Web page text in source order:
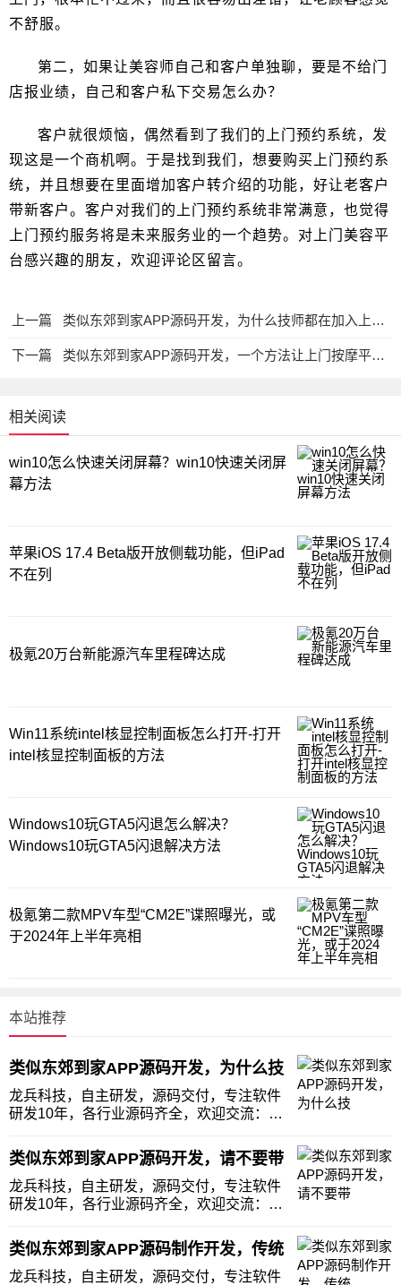
不舒服。
第二，如果让美容师自己和客户单独聊，要是不给门
店报业绩，自己和客户私下交易怎么办？
客户就很烦恼，偶然看到了我们的上门预约系统，发
现这是一个商机啊。于是找到我们，想要购买上门预约系
统，并且想要在里面增加客户转介绍的功能，好让老客户
带新客户。客户对我们的上门预约系统非常满意，也觉得
上门预约服务将是未来服务业的一个趋势。对上门美容平
台感兴趣的朋友，欢迎评论区留言。
上一篇 类似东郊到家APP源码开发，为什么技师都在加入上门按摩平台？
下一篇 类似东郊到家APP源码开发，一个方法让上门按摩平台推广成本更低
相关阅读
win10怎么快速关闭屏幕？win10快速关闭屏
幕方法
苹果iOS 17.4 Beta版开放侧载功能，但iPad
不在列
极氪20万台新能源汽车里程碑达成
Win11系统intel核显控制面板怎么打开-打开
intel核显控制面板的方法
Windows10玩GTA5闪退怎么解决？
Windows10玩GTA5闪退解决方法
极氪第二款MPV车型“CM2E”谍照曝光，或
于2024年上半年亮相
本站推荐
类似东郊到家APP源码开发，为什么技
龙兵科技，自主研发，源码交付，专注软件
研发10年，各行业源码齐全，欢迎交流：
统按摩店，加入上门按摩平台呢？我发现上
门按摩平台这两年是越来火爆，不仅受到顾
客们的好评，也越来越受技师们的追捧了
类似东郊到家APP源码开发，请不要带
龙兵科技，自主研发，源码交付，专注软件
研发10年，各行业源码齐全，欢迎交流：
看上门按摩平台，更不要带着有色眼镜去看
从事上门按摩服务项目的老师。我沟通过很
多从事上门按摩服务的老师，甚至我自己
类似东郊到家APP源码制作开发，传统
龙兵科技，自主研发，源码交付，专注软件